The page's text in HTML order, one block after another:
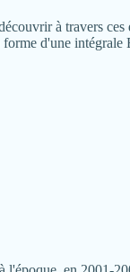
à travers
d'une